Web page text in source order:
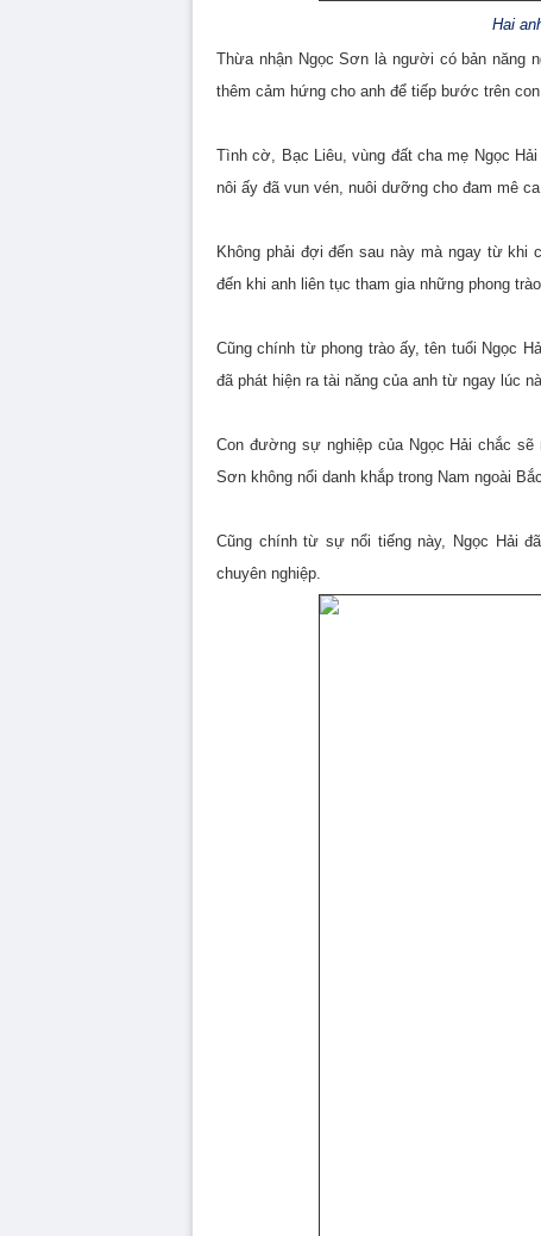
Hai
Thừa nhận Ngọc Sơn là người có bản năng
thêm cảm hứng cho anh để tiếp bước trên
Tình cờ, Bạc Liêu, vùng đất cha mẹ Ngọc
nôi ấy đã vun vén, nuôi dưỡng cho đam mê
Không phải đợi đến sau này mà ngay từ
đến khi anh liên tục tham gia những phong
Cũng chính từ phong trào ấy, tên tuổi Ngọc
đã phát hiện ra tài năng của anh từ ngay lúc
Con đường sự nghiệp của Ngọc Hải chắc
Sơn không nổi danh khắp trong Nam ngoài
Cũng chính từ sự nổi tiếng này, Ngọc Hải
chuyên nghiệp.